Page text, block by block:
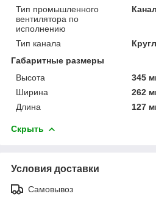
Тип промышленного
вентилятора по
исполнению
Тип канала
Габаритные размеры
Высота
345
Ширина
262
Длина
127
Скрыть
Условия доставки
Самовывоз